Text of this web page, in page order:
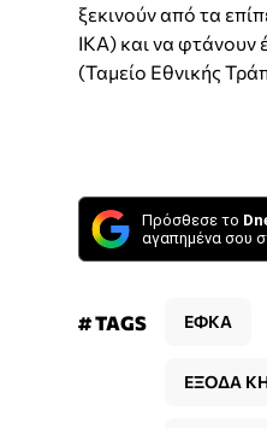
ξεκινούν από τα
ΙΚΑ) και να φτάνουν
(Ταμείο Εθνικής
Πρόσθεσε το
αγαπημένα σου
# TAGS ΕΦΚΑ
ΕΞΟΔΑ